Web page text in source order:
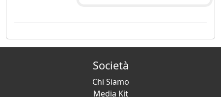
Società
Chi Siamo
Media Kit